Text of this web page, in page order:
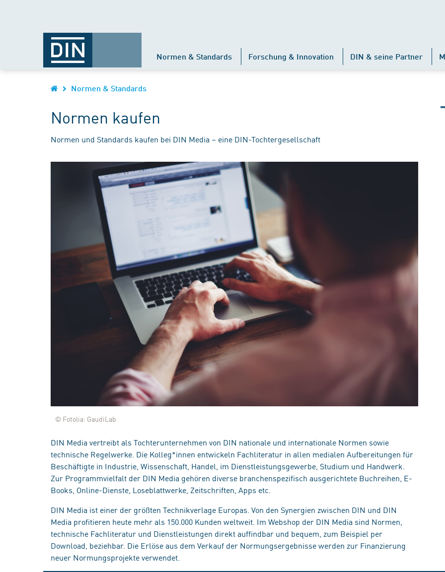
Normen & Standards Forschung & Innovation DIN & seine Partner
Normen & Standards
Normen kaufen
Normen und Standards kaufen bei DIN Media – eine DIN-Tochtergesellschaft
© Fotolia: GaudiLab
DIN Media vertreibt als Tochterunternehmen von DIN nationale und internationale Normen sowie
technische Regelwerke. Die Kolleg*innen entwickeln Fachliteratur in allen medialen Aufbereitungen für
Beschäftigte in Industrie, Wissenschaft, Handel, im Dienstleistungsgewerbe, Studium und Handwerk.
Zur Programmvielfalt der DIN Media gehören diverse branchenspezifisch ausgerichtete Buchreihen, E-
Books, Online-Dienste, Loseblattwerke, Zeitschriften, Apps etc.
DIN Media ist einer der größten Technikverlage Europas. Von den Synergien zwischen DIN und DIN
Media profitieren heute mehr als 150.000 Kunden weltweit. Im Webshop der DIN Media sind Normen,
technische Fachliteratur und Dienstleistungen direkt auffindbar und bequem, zum Beispiel per
Download, beziehbar. Die Erlöse aus dem Verkauf der Normungsergebnisse werden zur Finanzierung
neuer Normungsprojekte verwendet.